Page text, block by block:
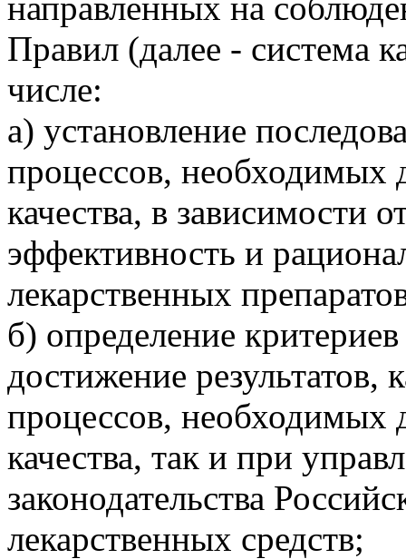
Правил (далее - система
числе:
а) установление
процессов, необходимых
качества, в зависимости
эффективность и
лекарственных
б) определение
достижение результатов,
процессов, необходимых
качества, так и при
законодательства
лекарственных средств;